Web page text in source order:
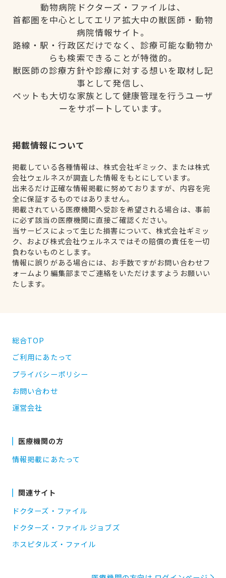
動物病院ドクターズ・ファイルは、
首都圏を中心としてエリア拡大中の獣医師・動物
病院情報サイト。
路線・駅・行政区だけでなく、診療可能な動物か
らも検索できることが特徴的。
獣医師の診療方針や診療に対する想いを取材し記
事として発信し、
ペットも大切な家族として健康管理を行うユーザ
ーをサポートしています。
掲載情報について
掲載している各種情報は、株式会社ギミック、または株式
会社ウェルネスが調査した情報をもとにしています。
出来るだけ正確な情報掲載に努めておりますが、内容を完
全に保証するものではありません。
掲載されている医療機関へ受診を希望される場合は、事前
に必ず該当の医療機関に直接ご確認ください。
当サービスによって生じた損害について、株式会社ギミッ
ク、および株式会社ウェルネスではその賠償の責任を一切
負わないものとします。
情報に誤りがある場合には、お手数ですがお問い合わせフ
ォームより編集部までご連絡をいただけますようお願いい
たします。
総合TOP
ご利用にあたって
プライバシーポリシー
お問い合わせ
運営会社
医療機関の方
情報掲載にあたって
関連サイト
ドクターズ・ファイル
ドクターズ・ファイル ジョブズ
ホスピタルズ・ファイル